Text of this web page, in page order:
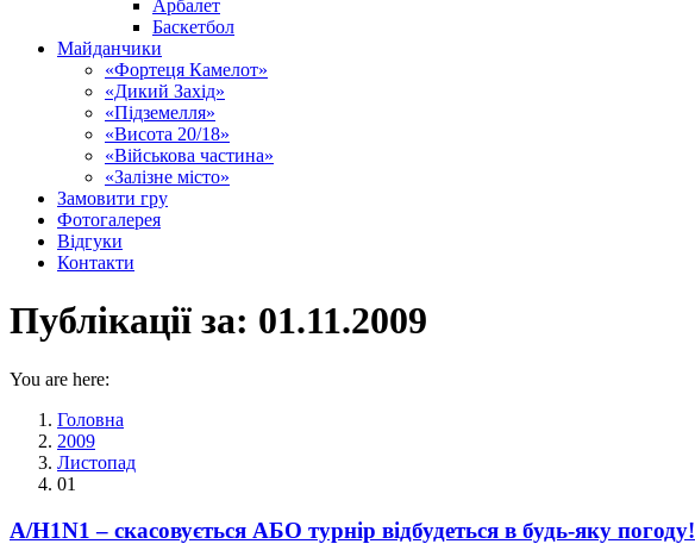
Арбалет
Баскетбол
Майданчики
«Фортеця Камелот»
«Дикий Захід»
«Підземелля»
«Висота 20/18»
«Військова частина»
«Залізне місто»
Замовити гру
Фотогалерея
Відгуки
Контакти
Публікації за: 01.11.2009
You are here:
Головна
2009
Листопад
01
А/H1N1 – скасовується АБО турнір відбудеться в будь-яку погоду!